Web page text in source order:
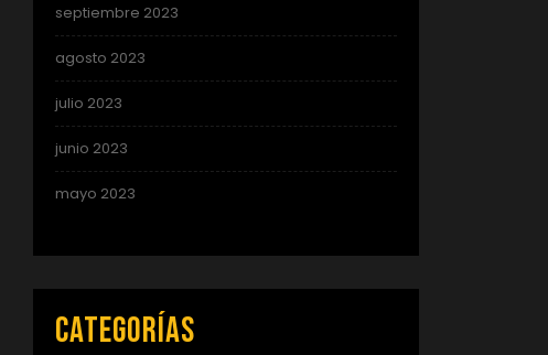
septiembre 2023
agosto 2023
julio 2023
junio 2023
mayo 2023
Categorías